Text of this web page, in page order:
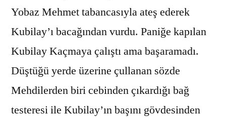
Yobaz Mehmet tabancasıyla ateş ederek
Kubilay’ı bacağından vurdu. Paniğe kapılan
Kubilay Kaçmaya çalıştı ama başaramadı.
Düştüğü yerde üzerine çullanan sözde
Mehdilerden biri cebinden çıkardığı bağ
testeresi ile Kubilay’ın başını gövdesinden